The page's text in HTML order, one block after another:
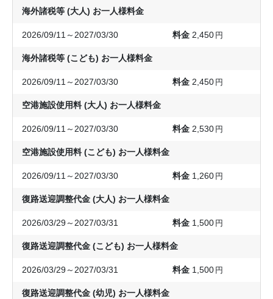
海外諸税等 (大人) お一人様料金
2026/09/11～2027/03/30 2,450 円
海外諸税等 (こども) お一人様料金
2026/09/11～2027/03/30 2,450 円
空港施設使用料 (大人) お一人様料金
2026/09/11～2027/03/30 2,530 円
空港施設使用料 (こども) お一人様料金
2026/09/11～2027/03/30 1,260 円
復路送迎調整代金 (大人) お一人様料金
2026/03/29～2027/03/31 1,500 円
復路送迎調整代金 (こども) お一人様料金
2026/03/29～2027/03/31 1,500 円
復路送迎調整代金 (幼児) お一人様料金